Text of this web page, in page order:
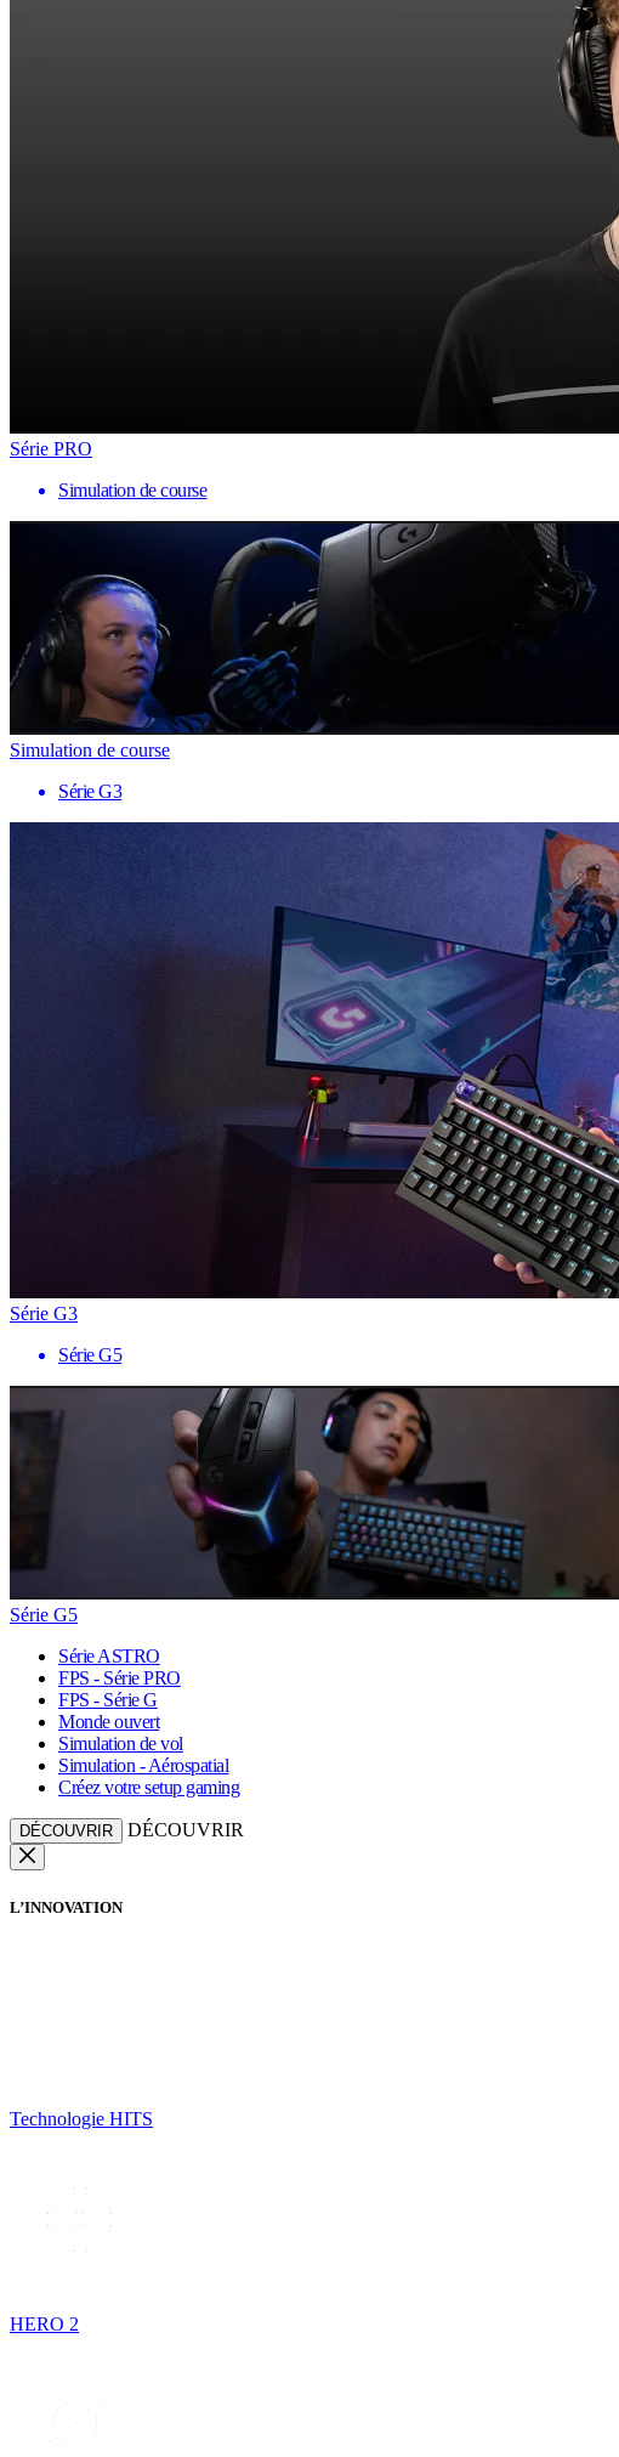
Série PRO
Simulation de course
Simulation de course
Série G3
Série G3
Série G5
Série G5
Série ASTRO
FPS - Série PRO
FPS - Série G
Monde ouvert
Simulation de vol
Simulation - Aérospatial
Créez votre setup gaming
DÉCOUVRIR DÉCOUVRIR
L’INNOVATION
Technologie HITS
HERO 2